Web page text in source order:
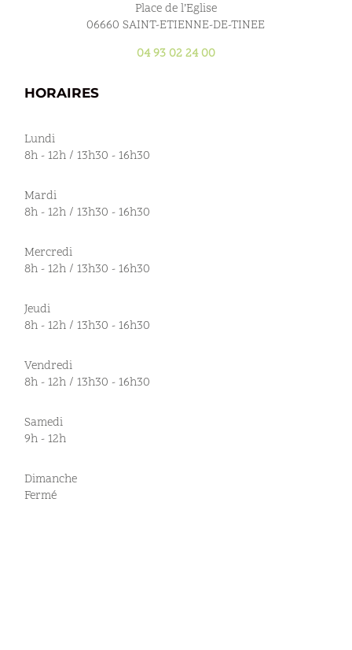
Place de l’Eglise
06660 SAINT-ETIENNE-DE-TINEE
04 93 02 24 00
HORAIRES
Lundi
8h - 12h / 13h30 - 16h30
Mardi
8h - 12h / 13h30 - 16h30
Mercredi
8h - 12h / 13h30 - 16h30
Jeudi
8h - 12h / 13h30 - 16h30
Vendredi
8h - 12h / 13h30 - 16h30
Samedi
9h - 12h
Dimanche
Fermé